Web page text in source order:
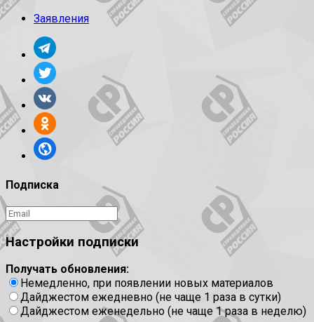
Заявления
Подписка
Настройки подписки
Получать обновления:
Немедленно, при появлении новых материалов
Дайджестом ежедневно (не чаще 1 раза в сутки)
Дайджестом еженедельно (не чаще 1 раза в неделю)